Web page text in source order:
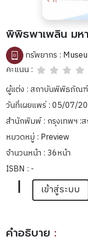
พิพิธพาเพลิน มห
ทรัพยากร :
คะแนน :
ผู้แต่ง : สถาบันพิพิธภัณฑ์
วันที่เผยแพร่ : 05/07/
สำนักพิมพ์ : กรุงเทพฯ :
หมวดหมู่ : Preview
จำนวนหน้า : 36หน้า
ISBN : -
| เข้าสู่ระบบ
คำอธิบาย :